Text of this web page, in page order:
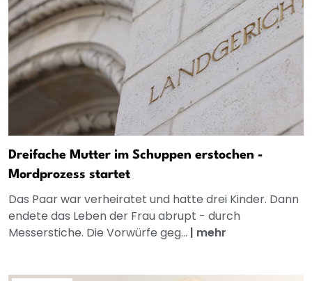
Dreifache Mutter im Schuppen erstochen -
Mordprozess startet
Das Paar war verheiratet und hatte drei Kinder. Dann
endete das Leben der Frau abrupt - durch
Messerstiche. Die Vorwürfe geg... | mehr